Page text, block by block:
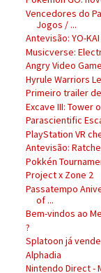
Vencedores do
Jogos / ...
Antevisão: YO-KAI
Musicverse:
Angry Video
Hyrule Warriors
Primeiro trailer
Excave III: Tower
Parascientific
PlayStation VR
Antevisão:
Pokkén
Project x Zone 2
Passatempo
of ...
Bem-vindos ao
?
Splatoon já
Alphadia
Nintendo Direct -